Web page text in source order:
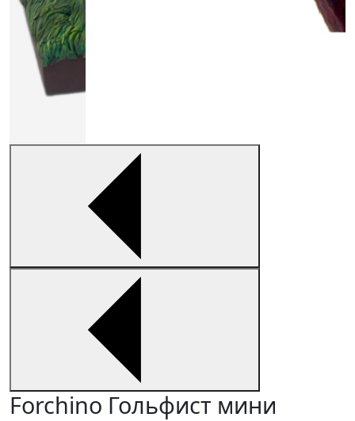
Forchino Гольфист мини